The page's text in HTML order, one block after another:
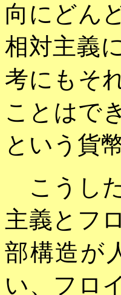
向にどん
相対主義
考にもそ
ことはで
という貨
こうし
主義とフ
部構造が
い、フロ